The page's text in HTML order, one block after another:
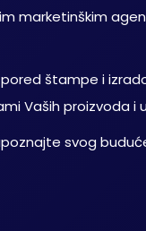
marketinškim
štampe i
Vaših proizvoda i
svog